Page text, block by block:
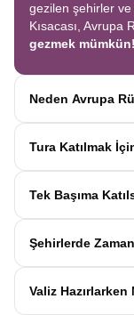
gezilen şehirler
Kısacası, Avrupa
gezmek mümkün!
Neden Avrupa
ülkeyikeşfedin!
Tura Katılmak
seyahat
Tek Başıma
katıldığınızda
konforlu bir
Şehirlerde
operasyon
Valiz